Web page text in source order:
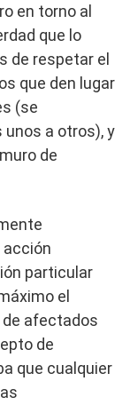
en torno al
que lo
de respetar el
que den lugar
(se
a otros), y
de
particular
el
de afectados
de
que cualquier